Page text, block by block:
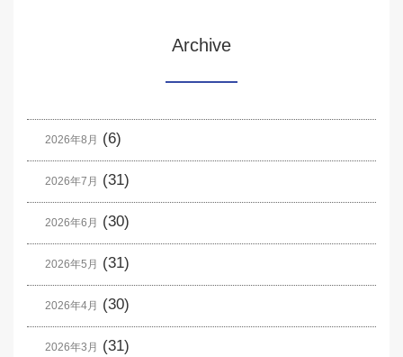
Archive
2026年8月 (6)
2026年7月 (31)
2026年6月 (30)
2026年5月 (31)
2026年4月 (30)
2026年3月 (31)